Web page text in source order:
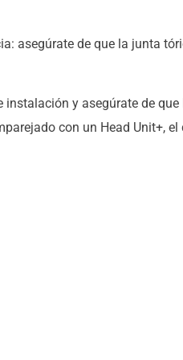
asegúrate de que la junta
y asegúrate de que
con un Head Unit+, el